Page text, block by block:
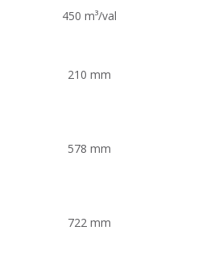
450 m³/val
210 mm
578 mm
722 mm